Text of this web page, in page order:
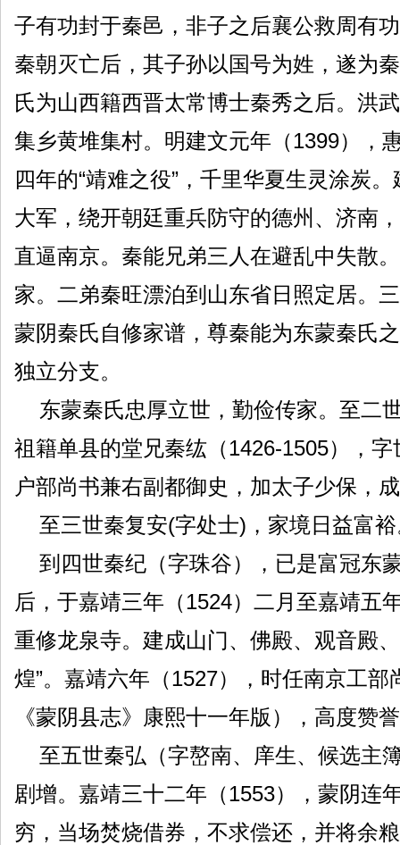
子有功封于秦邑，非子之后襄公救周有
秦朝灭亡后，其子孙以国号为姓，遂为
氏为山西籍西晋太常博士秦秀之后。洪
集乡黄堆集村。明建文元年（1399），
四年的“靖难之役”，千里华夏生灵涂炭
大军，绕开朝廷重兵防守的德州、济南
直逼南京。秦能兄弟三人在避乱中失散
家。二弟秦旺漂泊到山东省日照定居。
蒙阴秦氏自修家谱，尊秦能为东蒙秦氏
独立分支。
东蒙秦氏忠厚立世，勤俭传家。至二
祖籍单县的堂兄秦纮（1426-1505），
户部尚书兼右副都御史，加太子少保，
至三世秦复安(字处士)，家境日益富
到四世秦纪（字珠谷），已是富冠东
后，于嘉靖三年（1524）二月至嘉靖五
重修龙泉寺。建成山门、佛殿、观音殿
煌”。嘉靖六年（1527），时任南京工
《蒙阴县志》康熙十一年版），高度赞
至五世秦弘（字嶅南、庠生、候选主
剧增。嘉靖三十二年（1553），蒙阴连
穷，当场焚烧借券，不求偿还，并将余